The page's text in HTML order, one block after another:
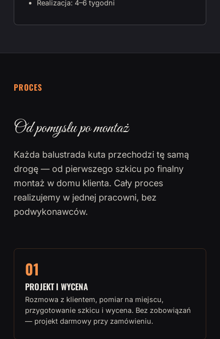
Realizacja: 4–6 tygodni
PROCES
Od pomysłu po montaż
Każda balustrada kuta przechodzi tę samą
drogę — od pierwszego szkicu po finalny
montaż w domu klienta. Cały proces
realizujemy w jednej pracowni, bez
podwykonawców.
01
PROJEKT I WYCENA
Rozmowa z klientem, pomiar na miejscu,
przygotowanie szkicu i wycena. Bez zobowiązań
— projekt darmowy przy zamówieniu.